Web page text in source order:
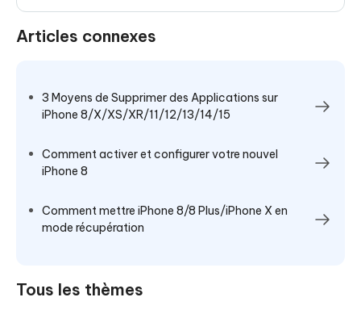
Articles connexes
3 Moyens de Supprimer des Applications sur
iPhone 8/X/XS/XR/11/12/13/14/15
Comment activer et configurer votre nouvel
iPhone 8
Comment mettre iPhone 8/8 Plus/iPhone X en
mode récupération
Tous les thèmes